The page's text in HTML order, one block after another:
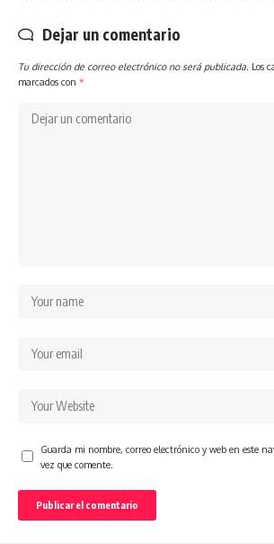
Dejar un comentario
Tu dirección de correo electrónico no será publicada. Los
marcados con *
Guarda mi nombre, correo electrónico y web en este
vez que comente.